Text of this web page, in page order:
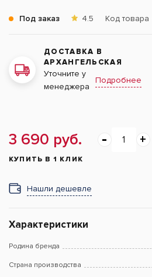
Под заказ 4.5 Код товара
ДОСТАВКА В
АРХАНГЕЛЬСКАЯ
Уточните у
менеджера
Подробнее
3 690 руб.
КУПИТЬ В 1 КЛИК
Нашли дешевле
Характеристики
Родина бренда
Страна производства